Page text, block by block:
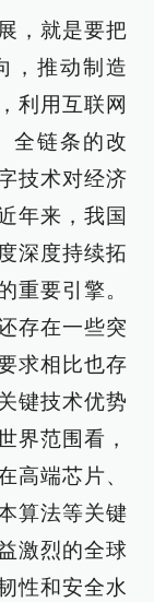
，就是要把
，推动制造
利用互联网
全链条的改
技术对经济
年来，我国
深度持续拓
重要引擎。
存在一些突
求相比也存
键技术优势
界范围看，
高端芯片、
算法等关键
激烈的全球
性和安全水